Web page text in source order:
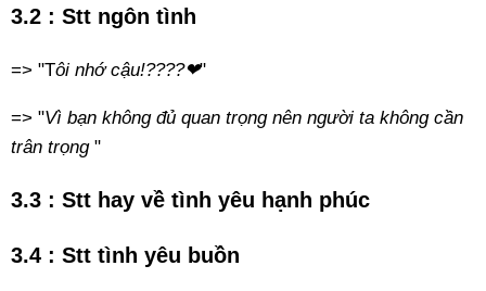
3.2 : Stt ngôn tình
=> "Tôi nhớ cậu!????❤"
=> "Vì bạn không đủ quan trọng nên người ta không cần
trân trọng "
3.3 : Stt hay về tình yêu hạnh phúc
3.4 : Stt tình yêu buồn